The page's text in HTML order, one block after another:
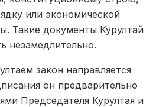
или экономической
Такие документы Курултай
незамедлительно.
закон направляется
он предварительно
Председателя Курултая и